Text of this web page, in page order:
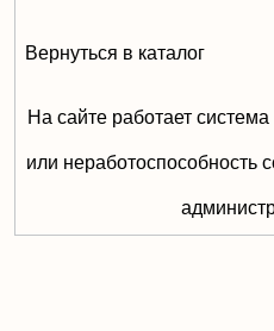
Вернуться в каталог
На сайте работает
или неработоспособность